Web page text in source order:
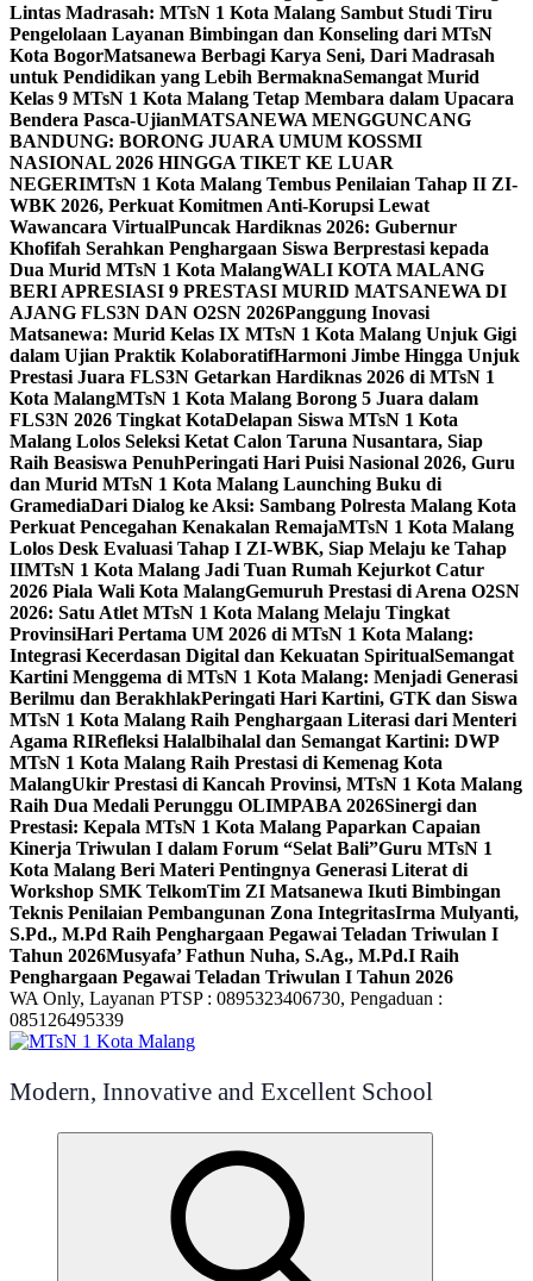
Lintas Madrasah: MTsN 1 Kota Malang Sambut Studi Tiru
Pengelolaan Layanan Bimbingan dan Konseling dari MTsN
Kota BogorMatsanewa Berbagi Karya Seni, Dari Madrasah
untuk Pendidikan yang Lebih BermaknaSemangat Murid
Kelas 9 MTsN 1 Kota Malang Tetap Membara dalam Upacara
Bendera Pasca-UjianMATSANEWA MENGGUNCANG
BANDUNG: BORONG JUARA UMUM KOSSMI
NASIONAL 2026 HINGGA TIKET KE LUAR
NEGERIMTsN 1 Kota Malang Tembus Penilaian Tahap II ZI-
WBK 2026, Perkuat Komitmen Anti-Korupsi Lewat
Wawancara VirtualPuncak Hardiknas 2026: Gubernur
Khofifah Serahkan Penghargaan Siswa Berprestasi kepada
Dua Murid MTsN 1 Kota MalangWALI KOTA MALANG
BERI APRESIASI 9 PRESTASI MURID MATSANEWA DI
AJANG FLS3N DAN O2SN 2026Panggung Inovasi
Matsanewa: Murid Kelas IX MTsN 1 Kota Malang Unjuk Gigi
dalam Ujian Praktik KolaboratifHarmoni Jimbe Hingga Unjuk
Prestasi Juara FLS3N Getarkan Hardiknas 2026 di MTsN 1
Kota MalangMTsN 1 Kota Malang Borong 5 Juara dalam
FLS3N 2026 Tingkat KotaDelapan Siswa MTsN 1 Kota
Malang Lolos Seleksi Ketat Calon Taruna Nusantara, Siap
Raih Beasiswa PenuhPeringati Hari Puisi Nasional 2026, Guru
dan Murid MTsN 1 Kota Malang Launching Buku di
GramediaDari Dialog ke Aksi: Sambang Polresta Malang Kota
Perkuat Pencegahan Kenakalan RemajaMTsN 1 Kota Malang
Lolos Desk Evaluasi Tahap I ZI-WBK, Siap Melaju ke Tahap
IIMTsN 1 Kota Malang Jadi Tuan Rumah Kejurkot Catur
2026 Piala Wali Kota MalangGemuruh Prestasi di Arena O2SN
2026: Satu Atlet MTsN 1 Kota Malang Melaju Tingkat
ProvinsiHari Pertama UM 2026 di MTsN 1 Kota Malang:
Integrasi Kecerdasan Digital dan Kekuatan SpiritualSemangat
Kartini Menggema di MTsN 1 Kota Malang: Menjadi Generasi
Berilmu dan BerakhlakPeringati Hari Kartini, GTK dan Siswa
MTsN 1 Kota Malang Raih Penghargaan Literasi dari Menteri
Agama RIRefleksi Halalbihalal dan Semangat Kartini: DWP
MTsN 1 Kota Malang Raih Prestasi di Kemenag Kota
MalangUkir Prestasi di Kancah Provinsi, MTsN 1 Kota Malang
Raih Dua Medali Perunggu OLIMPABA 2026Sinergi dan
Prestasi: Kepala MTsN 1 Kota Malang Paparkan Capaian
Kinerja Triwulan I dalam Forum “Selat Bali”Guru MTsN 1
Kota Malang Beri Materi Pentingnya Generasi Literat di
Workshop SMK TelkomTim ZI Matsanewa Ikuti Bimbingan
Teknis Penilaian Pembangunan Zona IntegritasIrma Mulyanti,
S.Pd., M.Pd Raih Penghargaan Pegawai Teladan Triwulan I
Tahun 2026Musyafa’ Fathun Nuha, S.Ag., M.Pd.I Raih
Penghargaan Pegawai Teladan Triwulan I Tahun 2026
WA Only, Layanan PTSP : 0895323406730, Pengaduan :
085126495339
Modern, Innovative and Excellent School